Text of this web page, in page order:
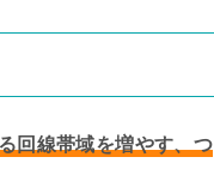
回線帯域を増やす、つ